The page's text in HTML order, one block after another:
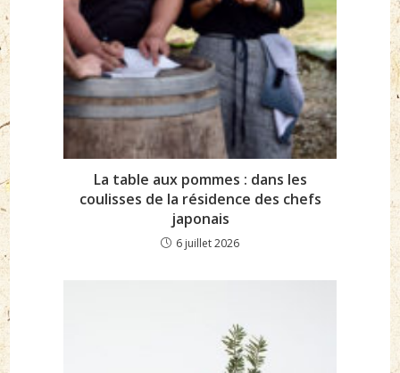
La table aux pommes : dans les
coulisses de la résidence des chefs
japonais
6 juillet 2026